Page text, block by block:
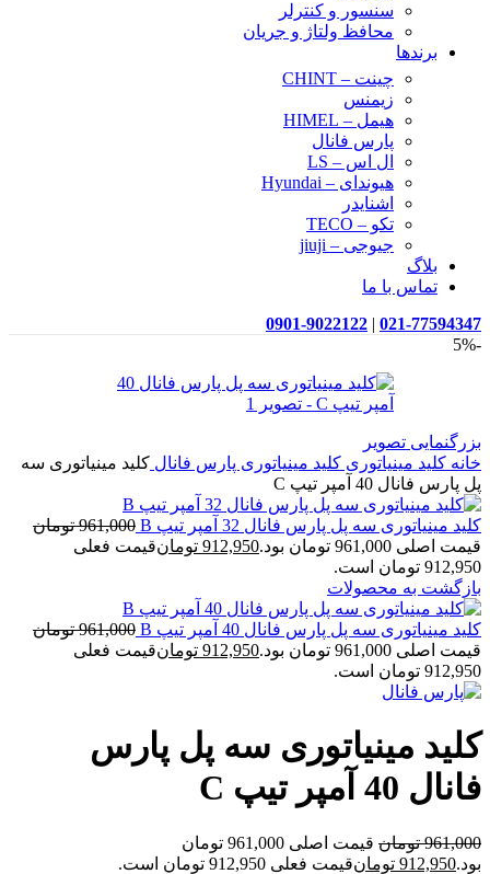
سنسور و کنترلر
محافظ ولتاژ و‌ جریان
برندها
چینت – CHINT
زیمنس
هیمل – HIMEL
پارس فانال
ال اس – LS
هیوندای – Hyundai
اشنایدر
تکو – TECO
جیوجی – jiuji
بلاگ
تماس با ما
021-77594347
|
0901-9022122
-5%
بزرگنمایی تصویر
خانه کلید مینیاتوری کلید مینیاتوری پارس فانال کلید مینیاتوری سه
پل پارس فانال 40 آمپر تیپ C
کلید مینیاتوری سه پل پارس فانال 32 آمپر تیپ B 961,000 تومان
قیمت اصلی 961,000 تومان بود.
912,950 تومانقیمت فعلی
912,950 تومان است.
بازگشت به محصولات
کلید مینیاتوری سه پل پارس فانال 40 آمپر تیپ B 961,000 تومان
قیمت اصلی 961,000 تومان بود.
912,950 تومانقیمت فعلی
912,950 تومان است.
کلید مینیاتوری سه پل پارس
فانال 40 آمپر تیپ C
961,000 تومان
قیمت اصلی 961,000 تومان
بود.912,950 تومانقیمت فعلی 912,950 تومان است.